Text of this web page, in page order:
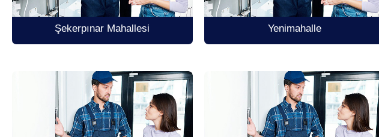
Şekerpınar Mahallesi Yenimahalle